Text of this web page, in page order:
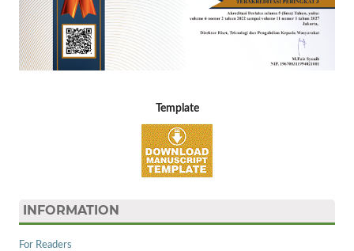
Template
INFORMATION
For Readers